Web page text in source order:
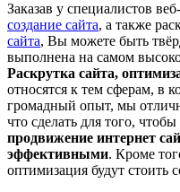
Заказав у специалистов
создание сайта, а также
сайта, Вы можете быть
выполнена на самом
Раскрутка сайта,
относятся к тем сферам, в
громадный опыт, мы
что сделать для того, чтобы
продвижение интернет
эффективными. Кроме
оптимизация будут стоить